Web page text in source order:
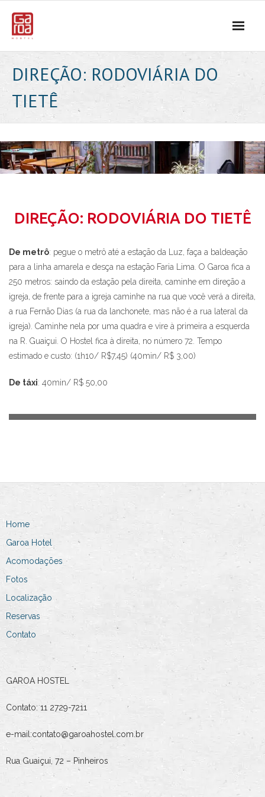
content
DIREÇÃO: RODOVIÁRIA DO
TIETÊ
DIREÇÃO: RODOVIÁRIA DO TIETÊ
De metrô: pegue o metrô até a estação da Luz, faça a baldeação
para a linha amarela e desça na estação Faria Lima. O Garoa fica a
250 metros: saindo da estação pela direita, caminhe em direção a
igreja, de frente para a igreja caminhe na rua que você verá a direita,
a rua Fernão Dias (a rua da lanchonete, mas não é a rua lateral da
igreja). Caminhe nela por uma quadra e vire à primeira a esquerda
na R. Guaiçui. O Hostel fica à direita, no número 72. Tempo
estimado e custo: (1h10/ R$7,45) (40min/ R$ 3,00)
De táxi: 40min/ R$ 50,00
Home
Garoa Hotel
Acomodações
Fotos
Localização
Reservas
Contato
GAROA HOSTEL
Contato: 11 2729-7211
e-mail:contato@garoahostel.com.br
Rua Guaiçui, 72 – Pinheiros